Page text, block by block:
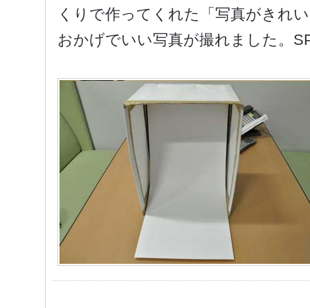
くりで作ってくれた「写真がきれ
おかげでいい写真が撮れました。